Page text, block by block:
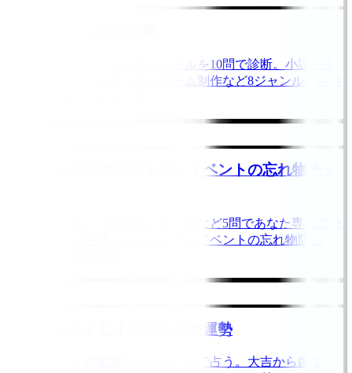
あなたに向いている創作ジャンルを10問で診断。小説・漫
画・イラスト・音声作品・ゲーム制作など8ジャンルから適
イベント持ち物診断｜同人イベントの忘れ物チェ
サークル参加・一般参加・売り子など5問であなた専用の持
ち物リストを生成。コミケ・同人イベントの忘れ物防止
作業運おみくじ｜今日の創作運勢
今日の創作・作業運勢をおみくじで占う。大吉から凶ま